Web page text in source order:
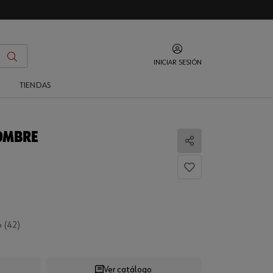
INICIAR SESIÓN
TIENDAS
Compartir
(42)
Ver catálogo